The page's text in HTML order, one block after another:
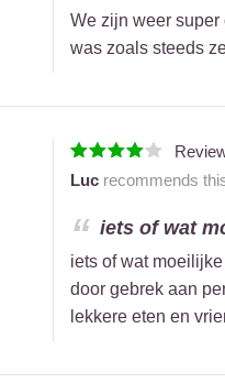
We zijn weer super
was zoals steeds
Lucrecommends
iets of wat
iets of wat
door gebrek aan
lekkere eten en